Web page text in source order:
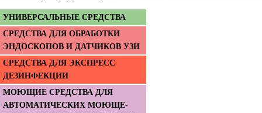
УНИВЕРСАЛЬНЫЕ СРЕДСТВА
СРЕДСТВА ДЛЯ ОБРАБОТКИ
ЭНДОСКОПОВ И ДАТЧИКОВ УЗИ
СРЕДСТВА ДЛЯ ЭКСПРЕСС
ДЕЗИНФЕКЦИИ
МОЮЩИЕ СРЕДСТВА ДЛЯ
АВТОМАТИЧЕСКИХ МОЮЩЕ-